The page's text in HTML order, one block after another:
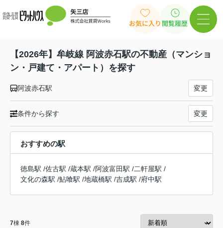
お気に入り 閲覧履歴
【2026年】牟岐線 阿波赤石駅の不動産（マンショ
ン・戸建て・アパート）を探す
阿波赤石駅 変更
条件から探す 変更
おすすめの駅
徳島駅 /佐古駅 /蔵本駅 /阿波富田駅 /二軒屋駅 /
文化の森駅 /鮎喰駅 /地蔵橋駅 /吉成駅 /府中駅
7棟 8件